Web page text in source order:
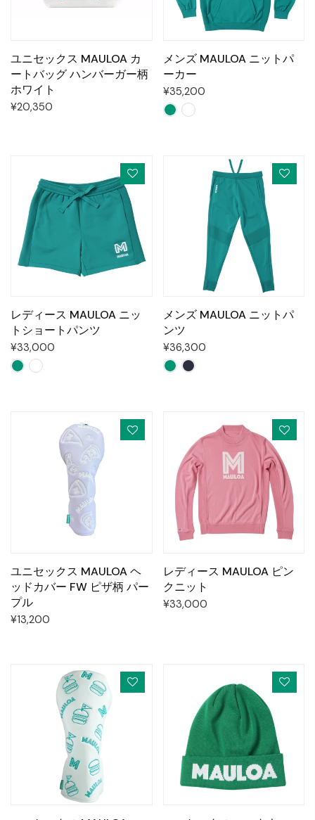
ユニセックス MAULOA カ
ートバッグ ハンバーガー柄
ホワイト
¥20,350
メンズ MAULOA ニットパ
ーカー
¥35,200
レディース MAULOA ニッ
トショートパンツ
¥33,000
メンズ MAULOA ニットパ
ンツ
¥36,300
ユニセックス MAULOA ヘ
ッドカバー FW ピザ柄 パー
プル
¥13,200
レディース MAULOA ピン
クニット
¥33,000